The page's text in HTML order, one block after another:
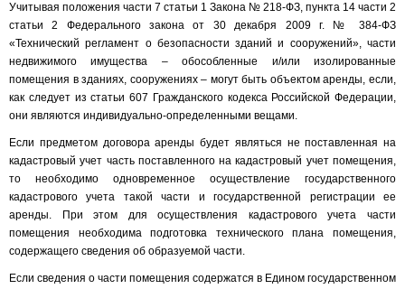
Учитывая положения части 7 статьи 1 Закона № 218-ФЗ, пункта 14 части 2
статьи 2 Федерального закона от 30 декабря 2009 г. № 384-ФЗ
«Технический регламент о безопасности зданий и сооружений», части
недвижимого имущества – обособленные и/или изолированные
помещения в зданиях, сооружениях – могут быть объектом аренды, если,
как следует из статьи 607 Гражданского кодекса Российской Федерации,
они являются индивидуально-определенными вещами.
Если предметом договора аренды будет являться не поставленная на
кадастровый учет часть поставленного на кадастровый учет помещения,
то необходимо одновременное осуществление государственного
кадастрового учета такой части и государственной регистрации ее
аренды. При этом для осуществления кадастрового учета части
помещения необходима подготовка технического плана помещения,
содержащего сведения об образуемой части.
Если сведения о части помещения содержатся в Едином государственном